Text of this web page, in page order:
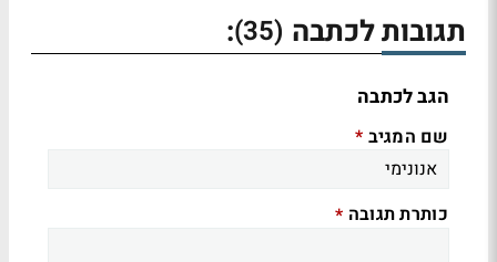
תגובות לכתבה (35)
:
הגב לכתבה
שם המגיב *
כותרת תגובה *